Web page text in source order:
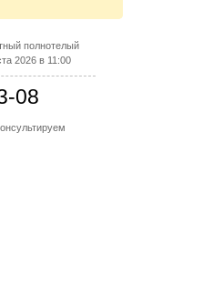
полнотелый
2026 в 11:00
08